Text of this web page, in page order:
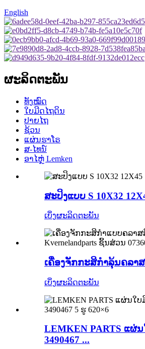
English
ຜະລິດຕະພັນ
ທັງໝົດ
ໃບມີດໄຖດິນ
ປາຍໄຖ
ຊ້ວນ
ແຜ່ນຮາໂຣ
ສ-ໄທນ໌
ອາໄຫຼ່ Lemken
ສະປິງແບບ S 10X32
ເບິ່ງຜະລິດຕະພັນ
ເຄື່ອງຈັກກະສິກຳລຸ້ນຄລາ
ເບິ່ງຜະລິດຕະພັນ
LEMKEN PARTS ແຜ່
3490467 ...